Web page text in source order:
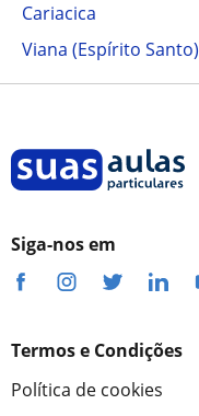
Cariacica
Viana (Espírito Santo)
Siga-nos em
Termos e Condições
Política de cookies